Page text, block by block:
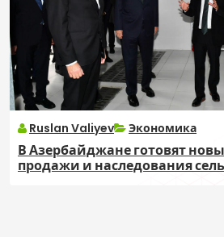
Ruslan Valiyev Экономика
В Азербайджане готовят
продажи и наследования